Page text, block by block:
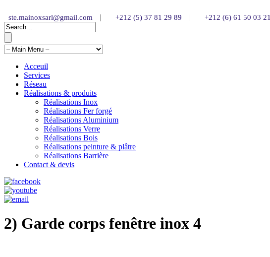
ste.mainoxsarl@gmail.com | +212 (5) 37 81 29 89 | +212 (6) 61 50 03 21
Acceuil
Services
Réseau
Réalisations & produits
Réalisations Inox
Réalisations Fer forgé
Réalisations Aluminium
Réalisations Verre
Réalisations Bois
Réalisations peinture & plâtre
Réalisations Barrière
Contact & devis
2) Garde corps fenêtre inox 4